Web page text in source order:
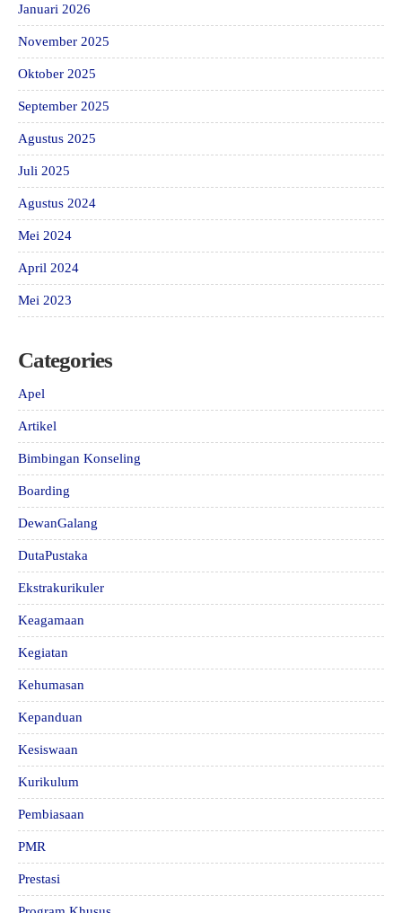
Januari 2026
November 2025
Oktober 2025
September 2025
Agustus 2025
Juli 2025
Agustus 2024
Mei 2024
April 2024
Mei 2023
Categories
Apel
Artikel
Bimbingan Konseling
Boarding
DewanGalang
DutaPustaka
Ekstrakurikuler
Keagamaan
Kegiatan
Kehumasan
Kepanduan
Kesiswaan
Kurikulum
Pembiasaan
PMR
Prestasi